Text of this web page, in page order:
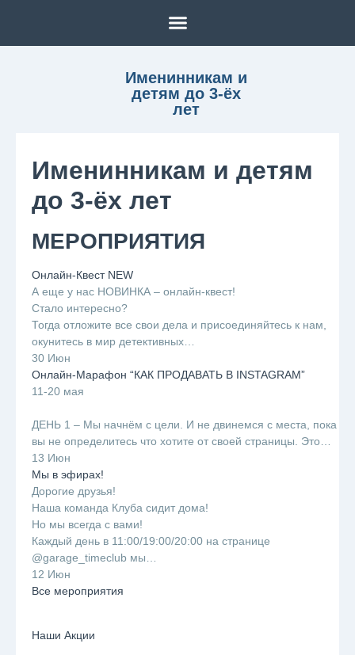
Именинникам и
детям до 3-ёх
лет
Именинникам и детям
до 3-ёх лет
МЕРОПРИЯТИЯ
Онлайн-Квест NEW
А еще у нас НОВИНКА – онлайн-квест!
Стало интересно?
Тогда отложите все свои дела и присоединяйтесь к нам,
окунитесь в мир детективных…
30 Июн
Онлайн-Марафон “КАК ПРОДАВАТЬ В INSTAGRAM”
11-20 мая
ДЕНЬ 1 – Мы начнём с цели. И не двинемся с места, пока
вы не определитесь что хотите от своей страницы. Это…
13 Июн
Мы в эфирах!
Дорогие друзья!
Наша команда Клуба сидит дома!
Но мы всегда с вами!
Каждый день в 11:00/19:00/20:00 на странице
@garage_timeclub мы…
12 Июн
Все мероприятия
Наши Акции